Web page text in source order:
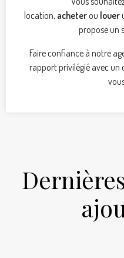
location, acheterou louer
propose un
Faire confiance à notre
rapport privilégié avec un